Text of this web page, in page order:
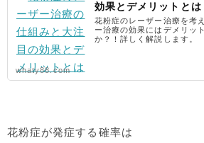
効果とデメリットとは
花粉症のレーザー治療を考
ー治療の効果にはデメリッ
か？！詳しく解説します。
whaty88.com
花粉症が発症する確率は